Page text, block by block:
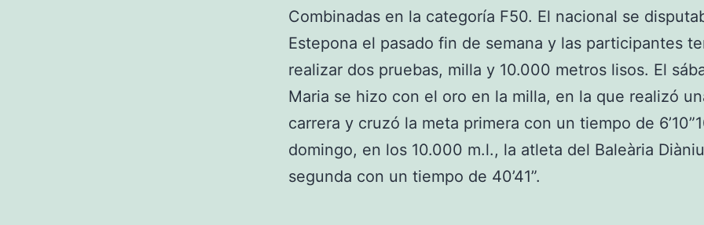
Combinadas en la categoría F50. El nacional se
Estepona el pasado fin de semana y las participantes
realizar dos pruebas, milla y 10.000 metros lisos. El
Maria se hizo con el oro en la milla, en la que realizó
carrera y cruzó la meta primera con un tiempo de
domingo, en los 10.000 m.l., la atleta del Baleària
segunda con un tiempo de 40’41”.